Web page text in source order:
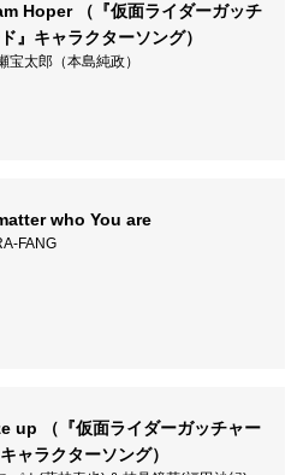
Hoper （『仮面ライダーガッチ
』キャラクターソング）
宝太郎（本島純政）
who You are
FANG
up （『仮面ライダーガッチャー
ャラクターソング）